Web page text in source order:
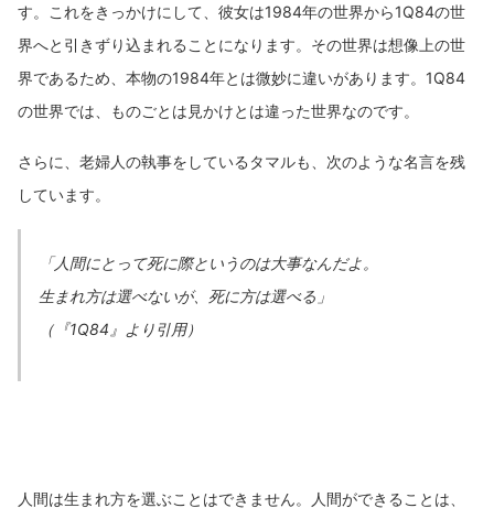
す。これをきっかけにして、彼女は1984年の世界から1Q84の世
界へと引きずり込まれることになります。その世界は想像上の世
界であるため、本物の1984年とは微妙に違いがあります。1Q84
の世界では、ものごとは見かけとは違った世界なのです。
さらに、老婦人の執事をしているタマルも、次のような名言を残
しています。
「人間にとって死に際というのは大事なんだよ。
生まれ方は選べないが、死に方は選べる」
（『1Q84』より引用）
人間は生まれ方を選ぶことはできません。人間ができることは、